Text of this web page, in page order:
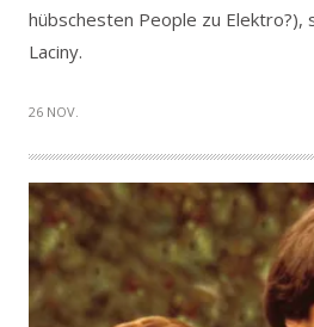
hübschesten People zu Elektro?),
Laciny.
26 NOV.